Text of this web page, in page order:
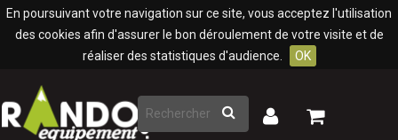
En poursuivant votre navigation sur ce site, vous acceptez l'utilisation
des cookies afin d'assurer le bon déroulement de votre visite et de
réaliser des statistiques d'audience.
OK
Rechercher
Mon
Mon
Panneau de gestion des cookies